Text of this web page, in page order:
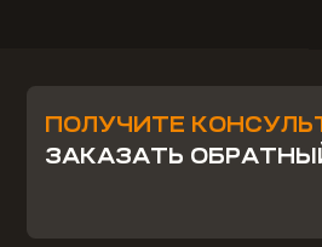
ПОЛУЧИТЕ
ЗАКАЗАТЬ